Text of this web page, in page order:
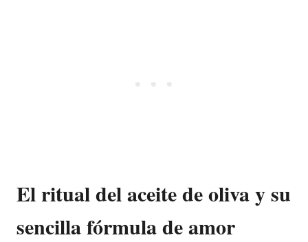
El ritual del aceite de oliva y su
sencilla fórmula de amor